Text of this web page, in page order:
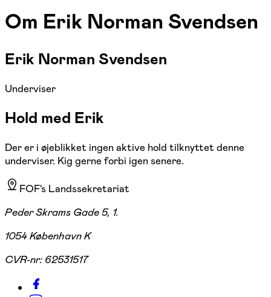
Om Erik Norman Svendsen
Erik Norman Svendsen
Underviser
Hold med Erik
Der er i øjeblikket ingen aktive hold tilknyttet denne
underviser. Kig gerne forbi igen senere.
FOF's Landssekretariat
Peder Skrams Gade 5, 1.
1054 København K
CVR-nr: 62531517